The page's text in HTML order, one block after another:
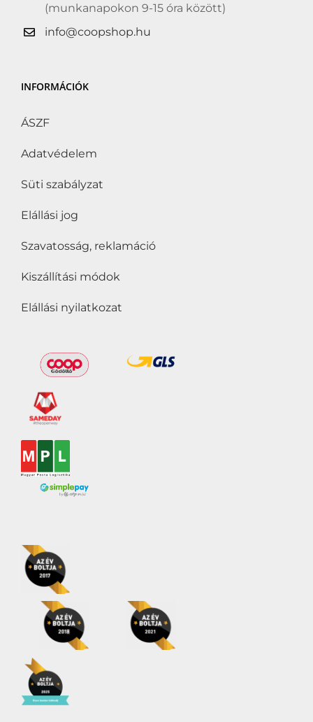
(munkanapokon 9-15 óra között)
info@coopshop.hu
INFORMÁCIÓK
ÁSZF
Adatvédelem
Süti szabályzat
Elállási jog
Szavatosság, reklamáció
Kiszállítási módok
Elállási nyilatkozat